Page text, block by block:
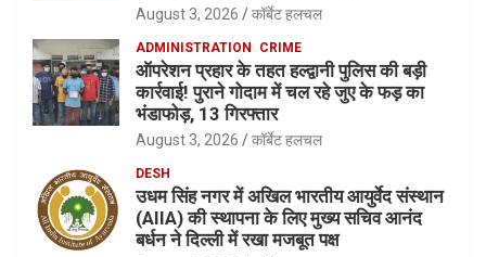
August 3, 2026 कॉर्बेट हलचल
ADMINISTRATION CRIME
ऑपरेशन प्रहार के तहत हल्द्वानी पुलिस की बड़ी
कार्रवाई! पुराने गोदाम में चल रहे जुए के फड़ का
भंडाफोड़, 13 गिरफ्तार
August 3, 2026 कॉर्बेट हलचल
DESH
उधम सिंह नगर में अखिल भारतीय आयुर्वेद संस्थान
(AIIA) की स्थापना के लिए मुख्य सचिव आनंद
बर्धन ने दिल्ली में रखा मजबूत पक्ष